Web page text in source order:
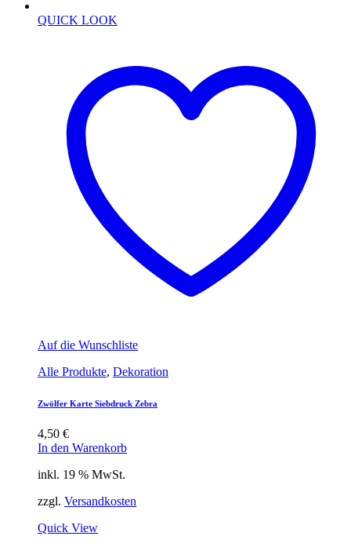
QUICK LOOK
Auf die Wunschliste
Alle Produkte, Dekoration
Zwölfer Karte Siebdruck Zebra
4,50 €
In den Warenkorb
inkl. 19 % MwSt.
zzgl. Versandkosten
Quick View